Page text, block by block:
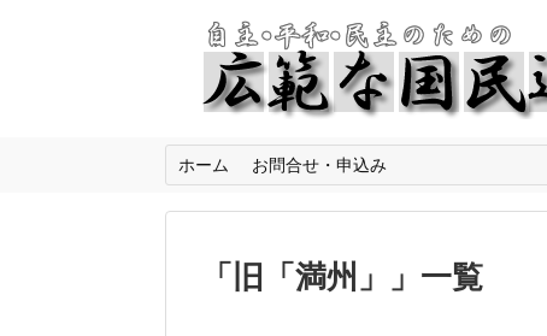
ホーム お問合せ・申込み
「 旧「満州」 」 一覧